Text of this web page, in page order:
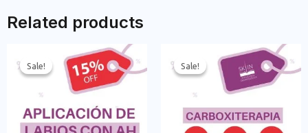
Related products
Sale!
Sale! Sale!
Sale!